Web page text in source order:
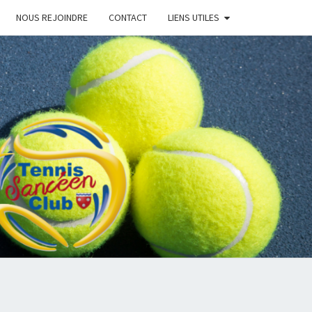
NOUS REJOINDRE CONTACT LIENS UTILES